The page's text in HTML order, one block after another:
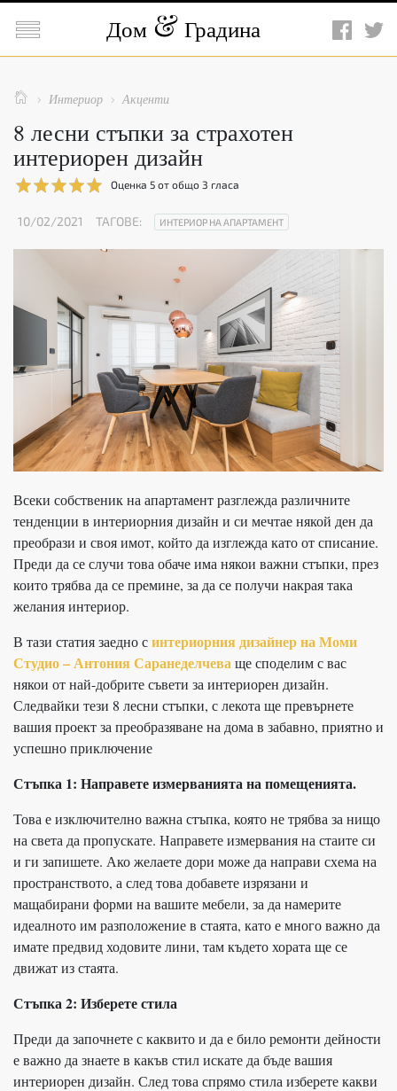
 Дом Градина
  Интериор  Акценти
8 лесни стъпки за страхотен
интериорен дизайн
Оценка 5 от общо 3 гласа
10/02/2021 ТАГОВЕ: ИНТЕРИОР НА АПАРТАМЕНТ
Всеки собственик на апартамент разглежда различните
тенденции в интериорния дизайн и си мечтае някой ден да
преобрази и своя имот, който да изглежда като от списание.
Преди да се случи това обаче има някои важни стъпки, през
които трябва да се премине, за да се получи накрая така
желания интериор.
В тази статия заедно синтериорния дизайнер на Моми
Студио – Антония Саранеделчеваще споделим с вас
някои от най-добрите съвети за интериорен дизайн.
Следвайки тези 8 лесни стъпки, с лекота ще превърнете
вашия проект за преобразяване на дома в забавно, приятно и
успешно приключение
Стъпка 1: Направете измерванията напомещенията.
Това е изключително важна стъпка, която не трябва за нищо
на света да пропускате. Направете измервания на стаите си
и ги запишете. Ако желаете дори може да направи схема на
пространството, а след това добавете изрязани и
мащабирани форми на вашите мебели, за да намерите
идеалното им разположение в стаята, като е много важно да
имате предвид ходовите лини, там където хората ще се
движат из стаята.
Стъпка 2: Изберете стила
Преди да започнете с каквито и да е било ремонти дейности
е важно да знаете в какъв стил искате да бъде вашия
интериорен дизайн. След това спрямо стила изберете какви